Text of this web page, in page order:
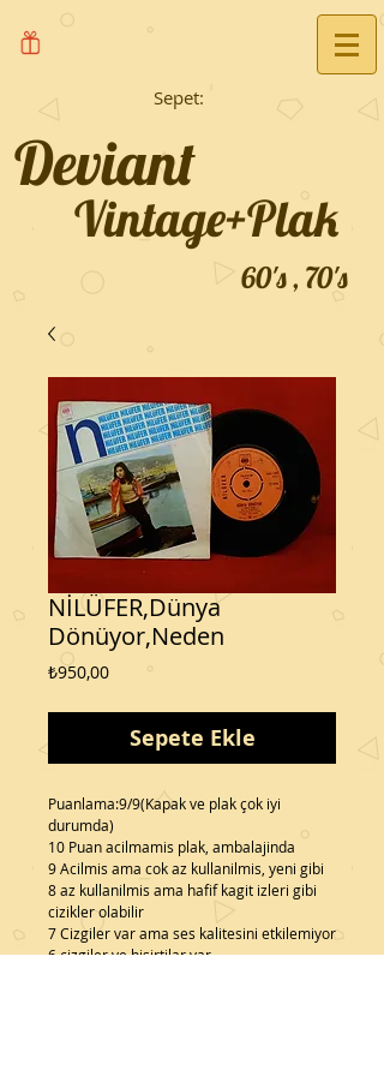
Sepet:
Vintage+Plak
Deviant
60's , 70's
NİLÜFER,Dünya
Dönüyor,Neden
₺950,00Fiyat
Sepete Ekle
Puanlama:9/9(Kapak ve plak çok iyi
durumda)
10 Puan acilmamis plak, ambalajinda
9 Acilmis ama cok az kullanilmis, yeni gibi
8 az kullanilmis ama hafif kagit izleri gibi
cizikler olabilir
7 Cizgiler var ama ses kalitesini etkilemiyor
6 cizgiler ve hisirtilar var